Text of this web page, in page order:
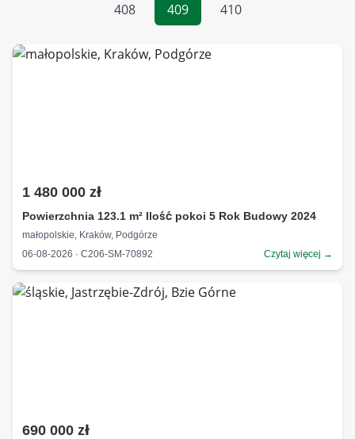
408
409 410
1 480 000 zł
Powierzchnia 123.1 m² Ilość pokoi 5 Rok Budowy 2024
małopolskie, Kraków, Podgórze
06-08-2026 · C206-SM-70892
Czytaj więcej →
690 000 zł